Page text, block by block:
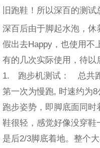
旧跑鞋！所以深百的测试
深百后由于脚起水泡，
假出去Happy，也使用不
有的几次实际使用，待以
1. 跑步机测试： 总共跑
第一次为慢跑, 时速约为
跑步姿势，即脚底面同
鞋很轻，感觉好像没穿
是后2/3脚底着地。整个